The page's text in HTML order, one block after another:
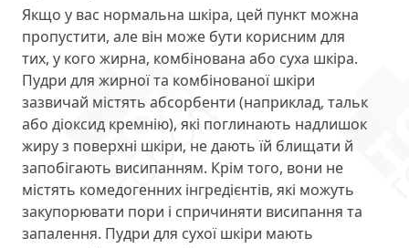
Якщо у вас нормальна шкіра, цей пункт можна
пропустити, але він може бути корисним для
тих, у кого жирна, комбінована або суха шкіра.
Пудри для жирної та комбінованої шкіри
зазвичай містять абсорбенти (наприклад, тальк
або діоксид кремнію), які поглинають надлишок
жиру з поверхні шкіри, не дають їй блищати й
запобігають висипанням. Крім того, вони не
містять комедогенних інгредієнтів, які можуть
закупорювати пори і спричиняти висипання та
запалення. Пудри для сухої шкіри мають